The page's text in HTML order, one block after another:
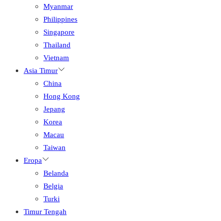
Myanmar
Philippines
Singapore
Thailand
Vietnam
Asia Timur
China
Hong Kong
Jepang
Korea
Macau
Taiwan
Eropa
Belanda
Belgia
Turki
Timur Tengah